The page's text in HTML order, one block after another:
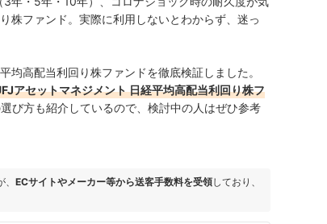
株ファンド。実際に利用しないとわからず、迷っ
均高配当利回り株ファンドを徹底検証しました。
アセットマネジメント 日経平均高配当利回り株フ
び方も紹介しているので、検討中の人はぜひ参考
ECサイトやメーカー等から送客手数料を受領しており、